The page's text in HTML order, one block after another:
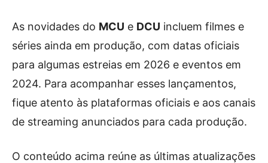
As novidades do MCU e DCU incluem filmes e
séries ainda em produção, com datas oficiais
para algumas estreias em 2026 e eventos em
2024. Para acompanhar esses lançamentos,
fique atento às plataformas oficiais e aos canais
de streaming anunciados para cada produção.
O conteúdo acima reúne as últimas atualizações